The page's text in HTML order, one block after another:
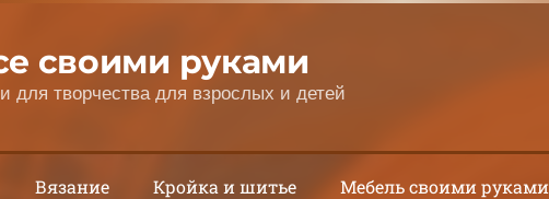
своими руками
для творчества для взрослых и детей
Вязание Кройка и шитье Мебель своими руками